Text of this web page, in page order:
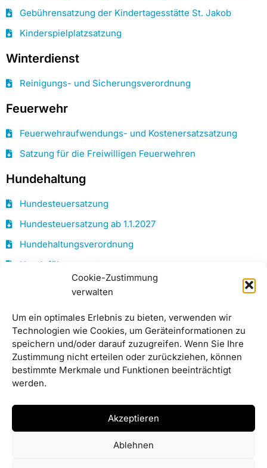
Cookie-Zustimmung
verwalten
Um ein optimales Erlebnis zu bieten, verwenden wir
Technologien wie Cookies, um Geräteinformationen zu
speichern und/oder darauf zuzugreifen. Wenn Sie Ihre
Zustimmung nicht erteilen oder zurückziehen, können
bestimmte Merkmale und Funktionen beeinträchtigt
werden.
Akzeptieren
Ablehnen
Gebührensatzung der Kindertagesstätte St. Jakob
Kinderspielplatzsatzung
Winterdienst
Reinigungs- und Sicherungsverordnung
Feuerwehr
Feuerwehraufwendungs- und Kostenersatzsatzung
Satzung für die Freiwilligen Feuerwehren
Hundehaltung
Hundesteuersatzung
Hundesteuersatzung ab 1.1.2027
Hundehaltungsverordnung
Hundeführungssatzung
Kommunalunternehmen
Unternehmenssatzung des KU Haselbach
Sonstiges
Satzung für den Haselbacher Kirchweihmarkt
Hebesatzsatzung für die Grundsteuer 2025
Plakatierungsverordnung
Satzung über die Rechtsstellung des Ersten